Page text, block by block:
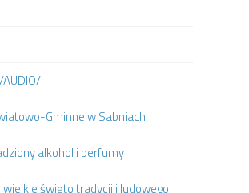
Gminne w Sabniach
alkohol i perfumy
święto tradycji i ludowego